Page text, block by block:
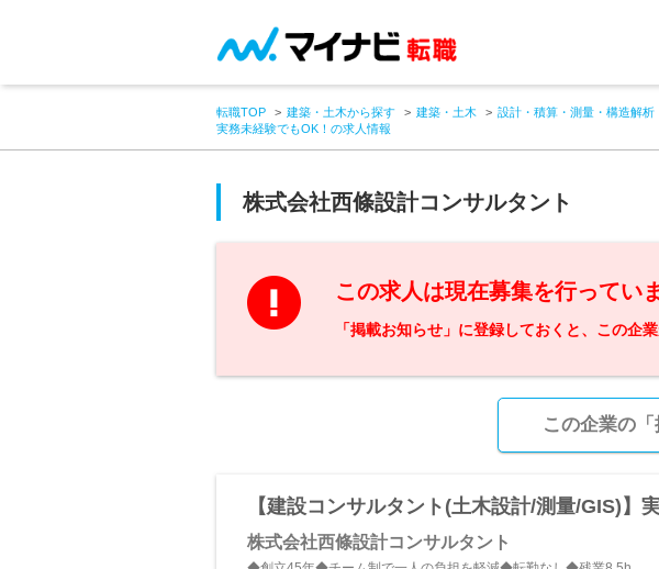
転職TOP 建築・土木から探す 建築・土木 設計・積算・測量・構造解析
実務未経験でもOK！の求人情報
株式会社西條設計コンサルタント
この求人は現在募集を行ってい
「掲載お知らせ」に登録しておくと、この企
この企業の
【建設コンサルタント(土木設計/測量/GIS)】
株式会社西條設計コンサルタント